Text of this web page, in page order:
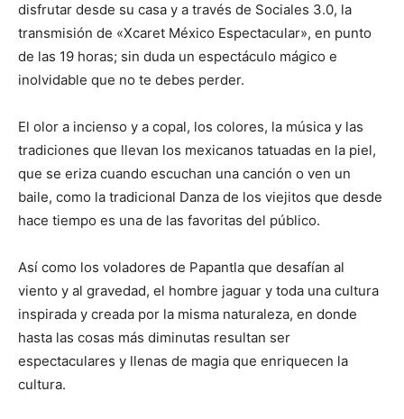
disfrutar desde su casa y a través de Sociales 3.0, la
transmisión de «Xcaret México Espectacular», en punto
de las 19 horas; sin duda un espectáculo mágico e
inolvidable que no te debes perder.
El olor a incienso y a copal, los colores, la música y las
tradiciones que llevan los mexicanos tatuadas en la piel,
que se eriza cuando escuchan una canción o ven un
baile, como la tradicional Danza de los viejitos que desde
hace tiempo es una de las favoritas del público.
Así como los voladores de Papantla que desafían al
viento y al gravedad, el hombre jaguar y toda una cultura
inspirada y creada por la misma naturaleza, en donde
hasta las cosas más diminutas resultan ser
espectaculares y llenas de magia que enriquecen la
cultura.